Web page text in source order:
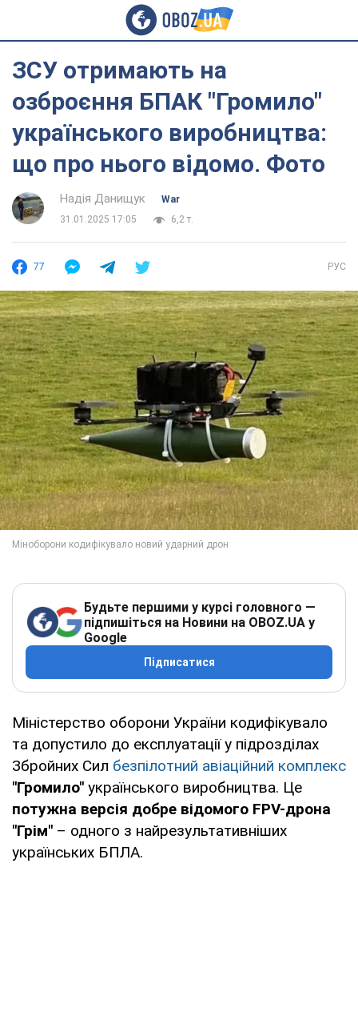
ЗСУ отримають на
озброєння БПАК "Громило"
українського виробництва:
що про нього відомо. Фото
Надія Данищук
War
31.01.2025 17:05
6,2 т.
77 РУС
Будьте першими у курсі головного —
підпишіться на Новини на OBOZ.UA у
Google
Підписатися
Міністерство оборони України кодифікувало
та допустило до експлуатації у підрозділах
Збройних Сил безпілотний авіаційний комплекс
"Громило" українського виробництва. Це
потужна версія добре відомого FPV-дрона
"Грім" – одного з найрезультативніших
українських БПЛА.